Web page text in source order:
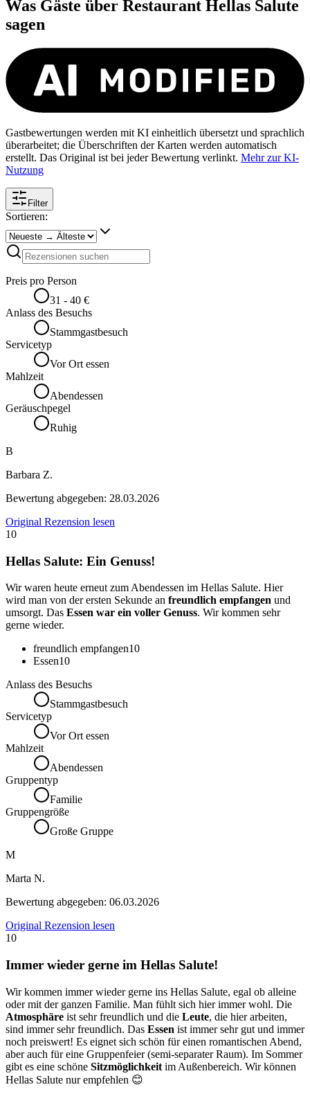
Was Gäste über Restaurant Hellas Salute
sagen
Gastbewertungen werden mit KI einheitlich übersetzt und sprachlich
überarbeitet; die Überschriften der Karten werden automatisch
erstellt. Das Original ist bei jeder Bewertung verlinkt. Mehr zur KI-
Nutzung
Filter
Sortieren:
Preis pro Person
31 - 40 €
Anlass des Besuchs
Stammgastbesuch
Servicetyp
Vor Ort essen
Mahlzeit
Abendessen
Geräuschpegel
Ruhig
B
Barbara Z.
Bewertung abgegeben: 28.03.2026
Original Rezension lesen
10
Hellas Salute: Ein Genuss!
Wir waren heute erneut zum Abendessen im Hellas Salute. Hier
wird man von der ersten Sekunde an freundlich empfangen und
umsorgt. Das Essen war ein voller Genuss. Wir kommen sehr
gerne wieder.
freundlich empfangen10
Essen10
Anlass des Besuchs
Stammgastbesuch
Servicetyp
Vor Ort essen
Mahlzeit
Abendessen
Gruppentyp
Familie
Gruppengröße
Große Gruppe
M
Marta N.
Bewertung abgegeben: 06.03.2026
Original Rezension lesen
10
Immer wieder gerne im Hellas Salute!
Wir kommen immer wieder gerne ins Hellas Salute, egal ob alleine
oder mit der ganzen Familie. Man fühlt sich hier immer wohl. Die
Atmosphäre ist sehr freundlich und die Leute, die hier arbeiten,
sind immer sehr freundlich. Das Essen ist immer sehr gut und immer
noch preiswert! Es eignet sich schön für einen romantischen Abend,
aber auch für eine Gruppenfeier (semi-separater Raum). Im Sommer
gibt es eine schöne Sitzmöglichkeit im Außenbereich. Wir können
Hellas Salute nur empfehlen 😊